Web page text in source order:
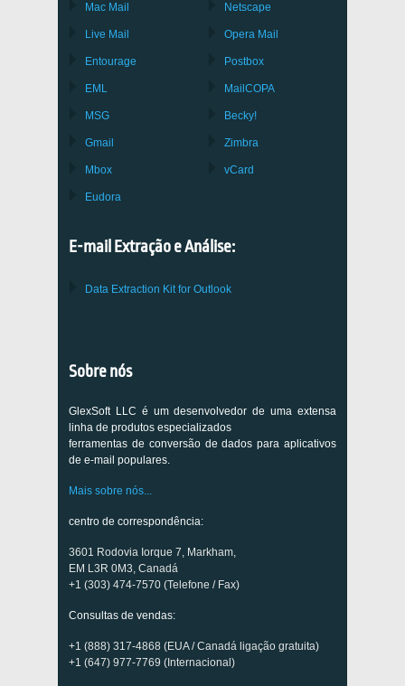
Mac Mail
Live Mail
Entourage
EML
MSG
Gmail
Mbox
Eudora
Netscape
Opera Mail
Postbox
MailCOPA
Becky!
Zimbra
vCard
E-mail Extração e Análise:
Data Extraction Kit for Outlook
Sobre nós
GlexSoft LLC é um desenvolvedor de uma extensa
linha de produtos especializados
ferramentas de conversão de dados para aplicativos
de e-mail populares.
Mais sobre nós...
centro de correspondência:
3601 Rodovia Iorque 7, Markham,
EM L3R 0M3, Canadá
+1 (303) 474-7570 (Telefone / Fax)
Consultas de vendas:
+1 (888) 317-4868 (EUA / Canadá ligação gratuita)
+1 (647) 977-7769 (Internacional)